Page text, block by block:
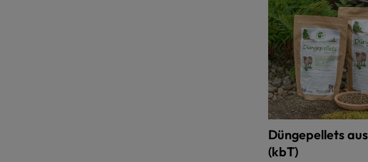
Düngepellets
(kbT)